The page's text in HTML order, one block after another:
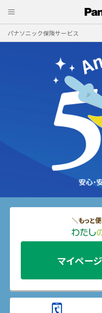
パナソニック保険サービス
＼もっと
マイペー